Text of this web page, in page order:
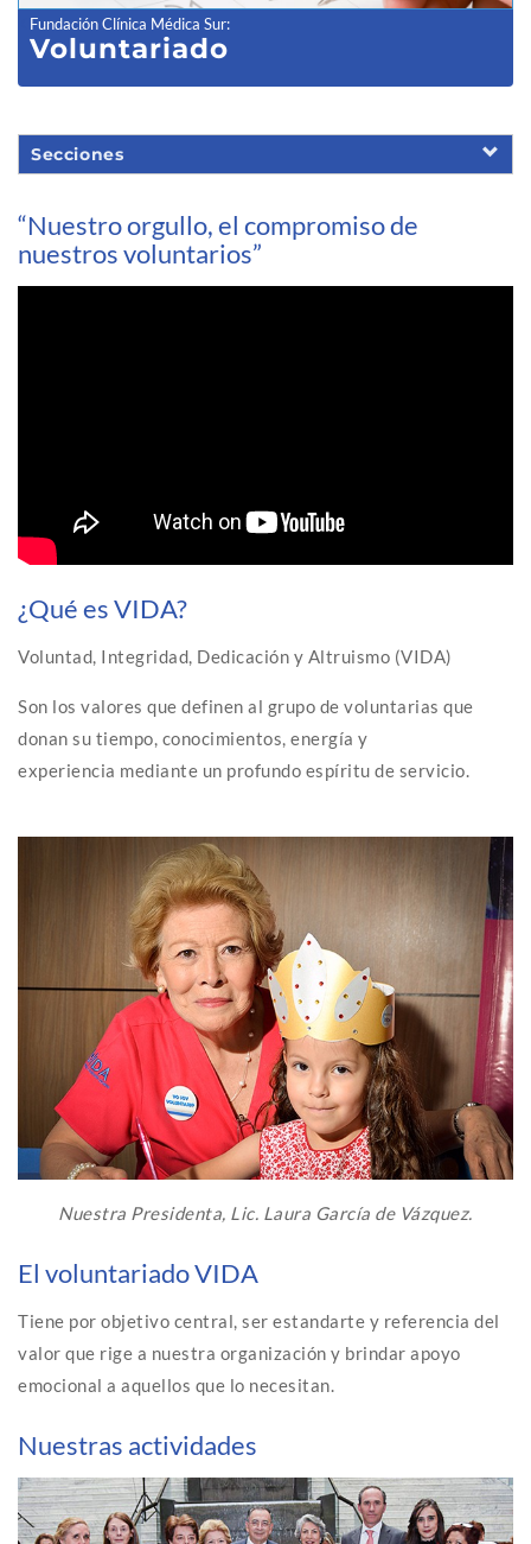
Fundación Clínica Médica Sur:
Voluntariado
Secciones
“Nuestro orgullo, el compromiso de
nuestros voluntarios”
¿Qué es VIDA?
Voluntad, Integridad, Dedicación y Altruismo (VIDA)
Son los valores que definen al grupo de voluntarias que
donan su tiempo, conocimientos, energía y
experiencia mediante un profundo espíritu de servicio.
Nuestra Presidenta, Lic. Laura García de Vázquez.
El voluntariado VIDA
Tiene por objetivo central, ser estandarte y referencia del
valor que rige a nuestra organización y brindar apoyo
emocional a aquellos que lo necesitan.
Nuestras actividades